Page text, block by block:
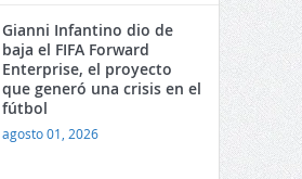
Gianni Infantino dio de
baja el FIFA Forward
Enterprise, el proyecto
que generó una crisis en el
fútbol
agosto 01, 2026